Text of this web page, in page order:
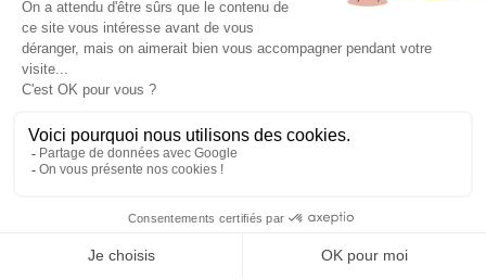
INFORMATIONS
NOS PARTENAIRES
HORAIRES D'OUVERTURE
Copyright © 2026 Kayman Offroad 4x4 - Tous droits réservés -